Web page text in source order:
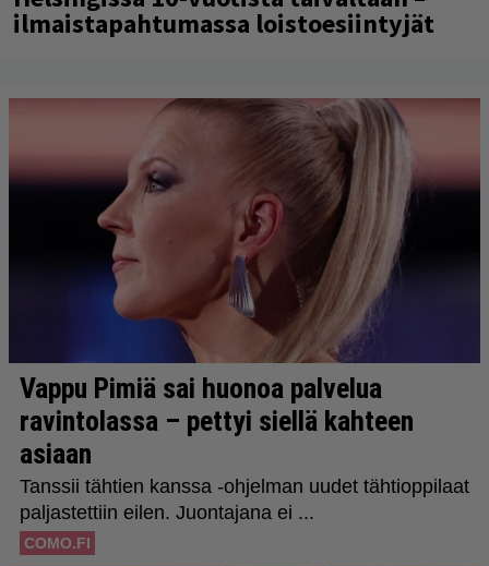
ilmaistapahtumassa loistoesiintyjät